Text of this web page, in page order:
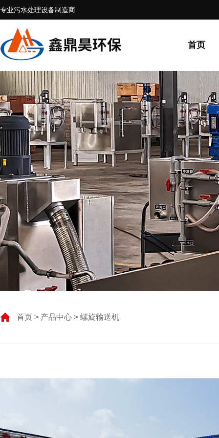
专业污水处理设备制造商
首页
首页 > 产品中心 > 螺旋输送机